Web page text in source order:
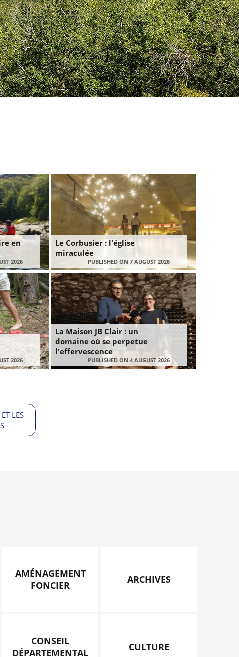
en
2026
Le Corbusier : l'église
miraculée
PUBLISHED ON 7 AUGUST 2026
2026
La Maison JB Clair : un
domaine où se perpetue
l'effervescence
PUBLISHED ON 4 AUGUST 2026
LES
AMÉNAGEMENT
FONCIER
ARCHIVES
CONSEIL
DÉPARTEMENTAL
CULTURE